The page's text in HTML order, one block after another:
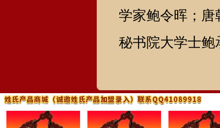
学家鲍令晖；
秘书院大学士